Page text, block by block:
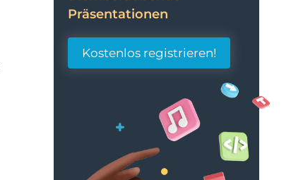
Präsentationen
Kostenlos registrieren!